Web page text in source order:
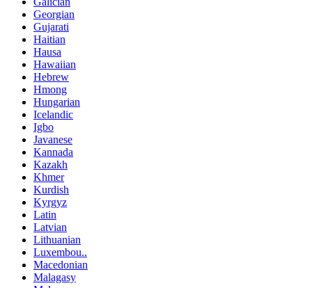
Georgian
Gujarati
Haitian
Hausa
Hawaiian
Hebrew
Hmong
Hungarian
Icelandic
Igbo
Javanese
Kannada
Kazakh
Khmer
Kurdish
Kyrgyz
Latin
Latvian
Lithuanian
Luxembou..
Macedonian
Malagasy